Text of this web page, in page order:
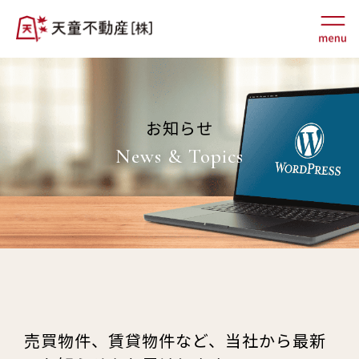
お知らせ
News & Topics
売買物件、賃貸物件など、当社から最新